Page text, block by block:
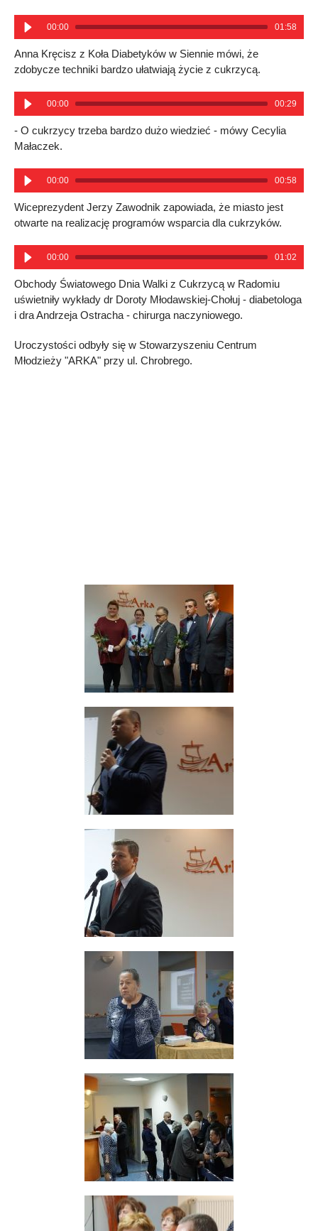
00:00 01:58
Anna Kręcisz z Koła Diabetyków w Siennie mówi, że
zdobycze techniki bardzo ułatwiają życie z cukrzycą.
00:00 00:29
- O cukrzycy trzeba bardzo dużo wiedzieć - mówy Cecylia
Małaczek.
00:00 00:58
Wiceprezydent Jerzy Zawodnik zapowiada, że miasto jest
otwarte na realizację programów wsparcia dla cukrzyków.
00:00 01:02
Obchody Światowego Dnia Walki z Cukrzycą w Radomiu
uświetniły wykłady dr Doroty Młodawskiej-Chołuj - diabetologa
i dra Andrzeja Ostracha - chirurga naczyniowego.
Uroczystości odbyły się w Stowarzyszeniu Centrum
Młodzieży "ARKA" przy ul. Chrobrego.